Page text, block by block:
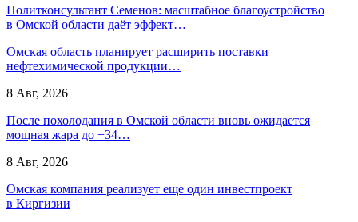
Политконсультант Семенов: масштабное благоустройство
в Омской области даёт эффект…
Омская область планирует расширить поставки
нефтехимической продукции…
8 Авг, 2026
После похолодания в Омской области вновь ожидается
мощная жара до +34…
8 Авг, 2026
Омская компания реализует еще один инвестпроект
в Киргизии